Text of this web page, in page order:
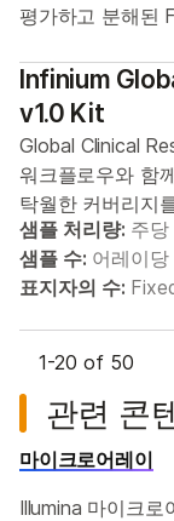
평가하고 분해된
Infinium
v1.0 Kit
Global Clinical
워크플로우와 함
탁월한 커버리지
샘플 처리량: 주
샘플 수: 어레이
표지자의 수:
1-20 of 50
관련 콘
마이크로어레이
Illumina 마이크